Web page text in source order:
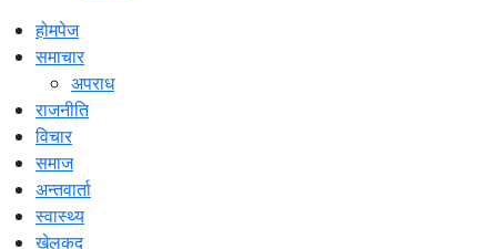
होमपेज
समाचार
अपराध
राजनीति
विचार
समाज
अन्तवार्ता
स्वास्थ्य
खेलकुद